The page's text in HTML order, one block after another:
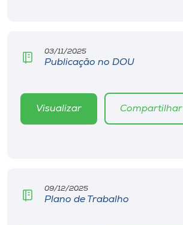
03/11/2025
Publicação no DOU
Visualizar Compartilhar
09/12/2025
Plano de Trabalho